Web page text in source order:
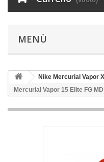
MENÙ
Nike Mercurial Vapor
Mercurial Vapor 15 Elite FG